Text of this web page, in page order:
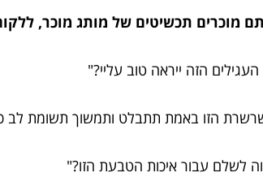
מוכרים תכשיטים של מותג מוכר,
הזה ייראה טוב עליי?"
הזו באמת תתבלט ותמשוך תשומת לב
לשלם עבור איכות הטבעת הזו?"